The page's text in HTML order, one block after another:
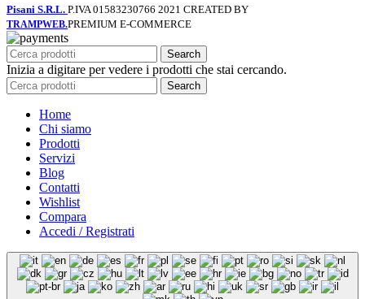
Pisani S.R.L. P.IVA 01583230766 2021 CREATED BY
TRAMPWEB.PREMIUM E-COMMERCE
Search
Inizia a digitare per vedere i prodotti che stai cercando.
Search
Home
Chi siamo
Prodotti
Servizi
Blog
Contatti
Wishlist
Compara
Accedi / Registrati